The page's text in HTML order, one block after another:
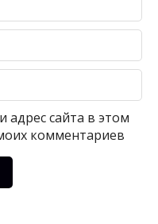
адрес сайта в этом
комментариев